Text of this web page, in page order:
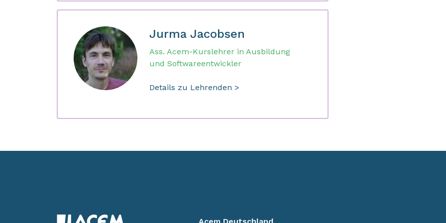
Jurma Jacobsen
Ass. Acem-Kurslehrer in Ausbildung
und Softwareentwickler
Details zu Lehrenden >